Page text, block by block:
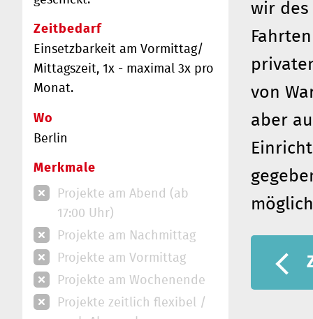
Zeitbedarf
Einsetzbarkeit am Vormittag/
Mittagszeit, 1x - maximal 3x pro
Monat.
Wo
Berlin
Merkmale
Projekte am Abend (ab
17:00 Uhr)
Projekte am Nachmittag
Projekte am Vormittag
Projekte am Wochenende
Projekte zeitlich flexibel /
wir des
von
aber